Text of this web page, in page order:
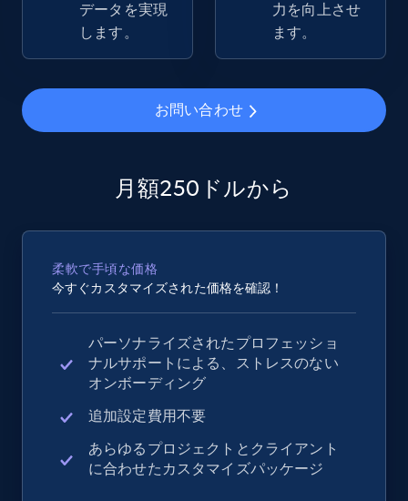
eBay - Collect products from shops on eBay
URL, Product id, Title, Seller name, Seller rating,
Seller reviews, Breadcrumbs, Root category, and
2.5K+ 359+ 今すぐ始める
Seller reviews, Breadcrumbs, Root category, and
more.
2.5K+ 359+ 今すぐ始める
Google Shopping
URL, Product id, Title, Product description,
Rating, Reviews count, Images, Variations, and
データを実現
します。
力を向上させ
ます。
お問い合わせ
月額250ドルから
柔軟で手頃な価格
今すぐカスタマイズされた価格を確認！
パーソナライズされたプロフェッショ
ナルサポートによる、ストレスのない
オンボーディング
追加設定費用不要
あらゆるプロジェクトとクライアント
に合わせたカスタマイズパッケージ